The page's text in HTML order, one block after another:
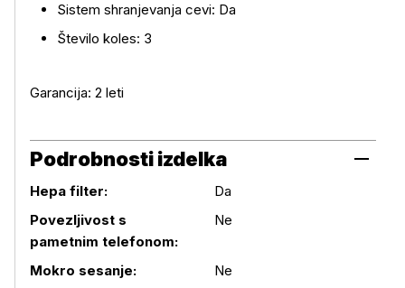
Sistem shranjevanja cevi: Da
Število koles: 3
Garancija: 2 leti
Podrobnosti izdelka
Hepa filter:
Da
Povezljivost s
pametnim telefonom:
Ne
Mokro sesanje:
Ne